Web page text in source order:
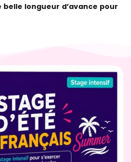
longueur d’avance pour